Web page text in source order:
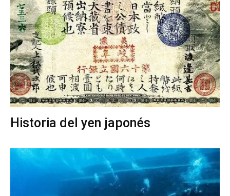
Historia del yen japonés